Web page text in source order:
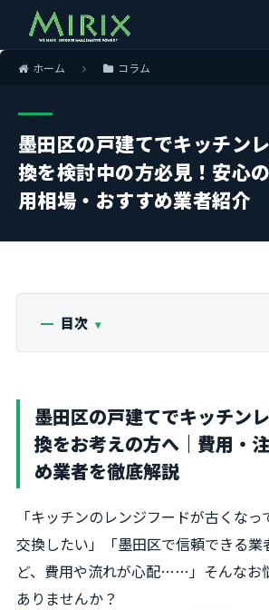
ホーム コラム
墨田区の戸建てでキッチン
換を検討中の方必見！安心
用相場・おすすめ業者紹介
目次
墨田区の戸建てでキッチン
換をお考えの方へ｜費用・
め業者を徹底解説
「キッチンのレンジフードが古くな
交換したい」「墨田区で信頼できる業
ど、費用や流れが心配……」そんなお
ありませんか？